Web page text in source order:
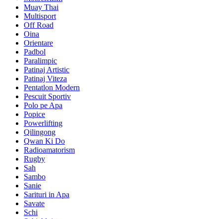
Muay Thai
Multisport
Off Road
Oina
Orientare
Padbol
Paralimpic
Patinaj Artistic
Patinaj Viteza
Pentatlon Modern
Pescuit Sportiv
Polo pe Apa
Popice
Powerlifting
Qilingong
Qwan Ki Do
Radioamatorism
Rugby
Sah
Sambo
Sanie
Sarituri in Apa
Savate
Schi